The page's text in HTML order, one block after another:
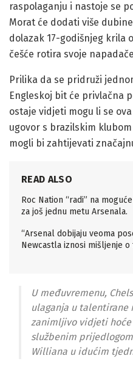
raspolaganju i nastoje se
Morat će dodati više
dolazak 17-godišnjeg krila
češće rotira svoje
Prilika da se pridruži
Engleskoj bit će privlačna
ostaje vidjeti mogu li se
ugovor s brazilskim
mogli bi zahtijevati
READ ALSO
Roc Nation “radi” na
za još jednu metu Arsenala.
“Arsenal dobijaju veoma
Newcastla iznosi mišljenje
U međuvremenu,
ulaganja u talentirane
zanimljivo vidjeti
službenim
Williana u idućim